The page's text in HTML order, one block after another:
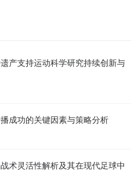
产支持运动科学研究持续创新与
成功的关键因素与策略分析
术灵活性解析及其在现代足球中